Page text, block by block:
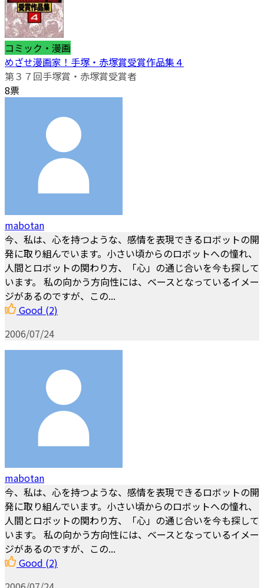
コミック・漫画
めざせ漫画家！手塚・赤塚賞受賞作品集４
第３７回手塚賞・赤塚賞受賞者
8票
mabotan
今、私は、心を持つような、感情を表現できるロボットの開
発に取り組んでいます。小さい頃からのロボットへの憧れ、
人間とロボットの関わり方、「心」の通じ合いを今も探して
います。 私の向かう方向性には、ベースとなっているイメー
ジがあるのですが、この...
Good (2)
2006/07/24
mabotan
今、私は、心を持つような、感情を表現できるロボットの開
発に取り組んでいます。小さい頃からのロボットへの憧れ、
人間とロボットの関わり方、「心」の通じ合いを今も探して
います。 私の向かう方向性には、ベースとなっているイメー
ジがあるのですが、この...
Good (2)